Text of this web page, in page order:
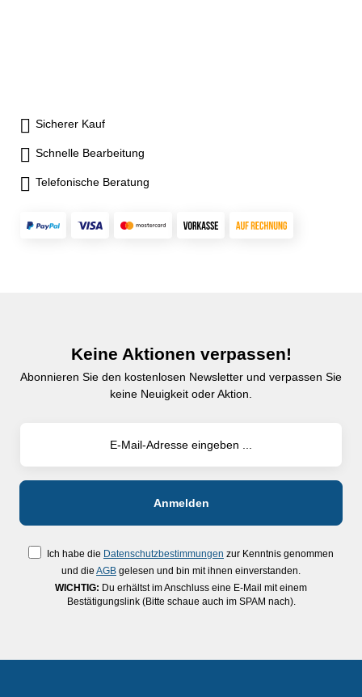
Sicherer Kauf
Schnelle Bearbeitung
Telefonische Beratung
Keine Aktionen verpassen!
Abonnieren Sie den kostenlosen Newsletter und verpassen Sie
keine Neuigkeit oder Aktion.
Ich habe die Datenschutzbestimmungen zur Kenntnis genommen
und die AGB gelesen und bin mit ihnen einverstanden.
WICHTIG: Du erhältst im Anschluss eine E-Mail mit einem
Bestätigungslink (Bitte schaue auch im SPAM nach).